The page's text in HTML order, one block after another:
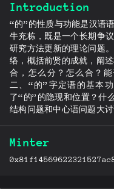
Introduction
“的”的性质与功能是汉语
牛充栋，既是一个长期争
研究方法更新的理论问题
络，概括前贤的成就，阐
合，怎么分？怎么合？
二、“的”字定语的基本
了“的”的隐现和位置？什
结构问题和中心语问题大
词？七、伪定语和准定语问
Minter